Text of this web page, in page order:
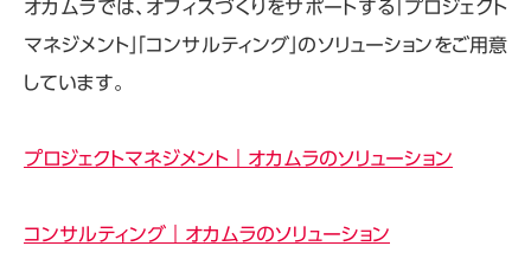
オカムラでは、オフィスづくりをサポートする「プロジェクト
マネジメント」「コンサルティング」のソリューションをご用意
しています。
プロジェクトマネジメント｜オカムラのソリューション
コンサルティング｜オカムラのソリューション